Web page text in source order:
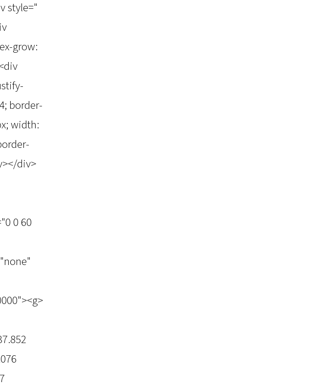
style="
grow:
border-
width:
div>
0 60